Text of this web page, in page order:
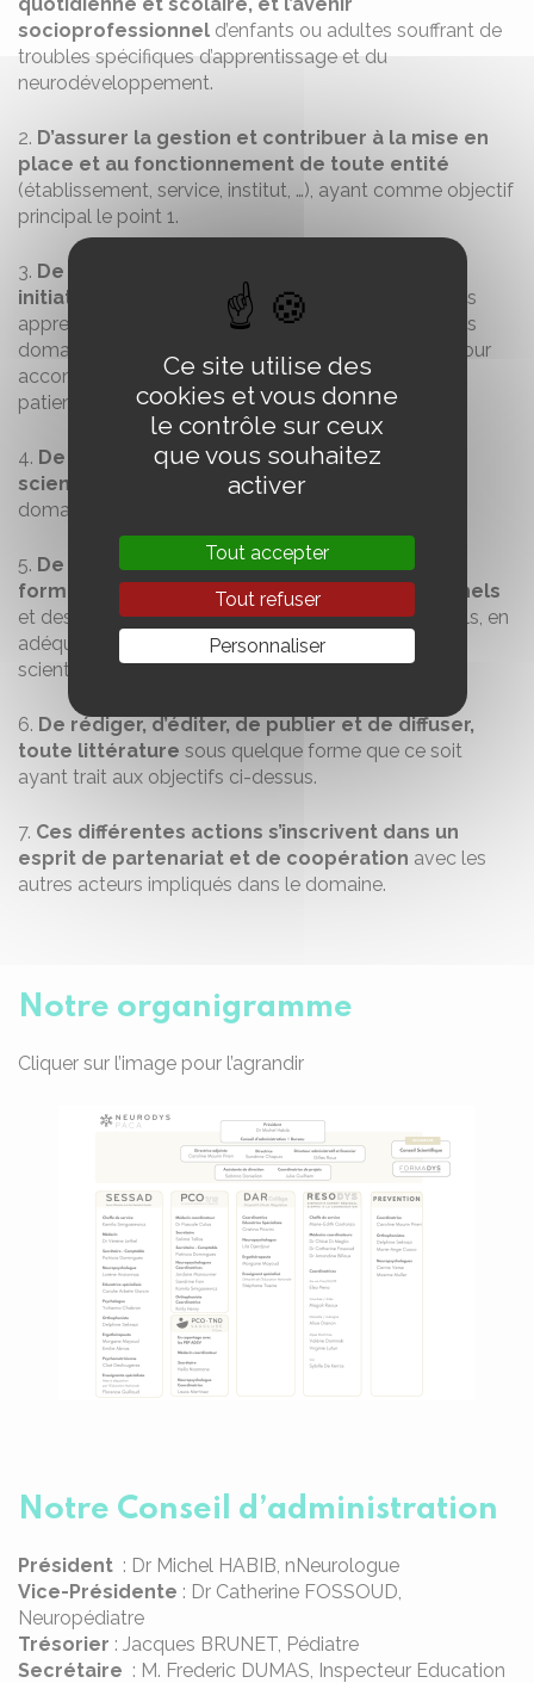
socioprofessionnel d’enfants ou adultes souffrant de
troubles spécifiques d’apprentissage et du
neurodéveloppement.
2. D’assurer la gestion et contribuer à la mise en
place et au fonctionnement de toute entité
(établissement, service, institut, …), ayant comme objectif
principal le point 1.
3. De promouvoir et proposer tout projet ou
initiative
ayant trait aux Troubles du langage et des
apprentissages et du neurodéveloppement dans les
domaines scientifique, médical ou médico-social pour
accompagner et améliorer le parcours de soins des
patients.
4. De développer des projets de recherche
scientifique
fondamentale et appliquée dans le
domaine de ces pathologies.
5. De concevoir, organiser et participer à la
formation initiale et continue des professionnels
et des médecins praticiens libéraux ou institutionnels, en
adéquation avec les résultats des recherches
scientifiques récentes.
6. De rédiger, d’éditer, de publier et de diffuser,
toute littérature sous quelque forme que ce soit
ayant trait aux objectifs ci-dessus.
7. Ces différentes actions s’inscrivent dans un
esprit de partenariat et de coopération avec les
autres acteurs impliqués dans le domaine.
Notre organigramme
Cliquer sur l’image pour l’agrandir
Notre Conseil d’administration
Président : Dr Michel HABIB, nNeurologue
Vice-Présidente : Dr Catherine FOSSOUD,
Neuropédiatre
Trésorier : Jacques BRUNET, Pédiatre
Secrétaire : M. Frederic DUMAS, Inspecteur Education
Ce site utilise des
cookies et vous donne
le contrôle sur ceux
que vous souhaitez
activer
Tout accepter
Tout refuser
Personnaliser